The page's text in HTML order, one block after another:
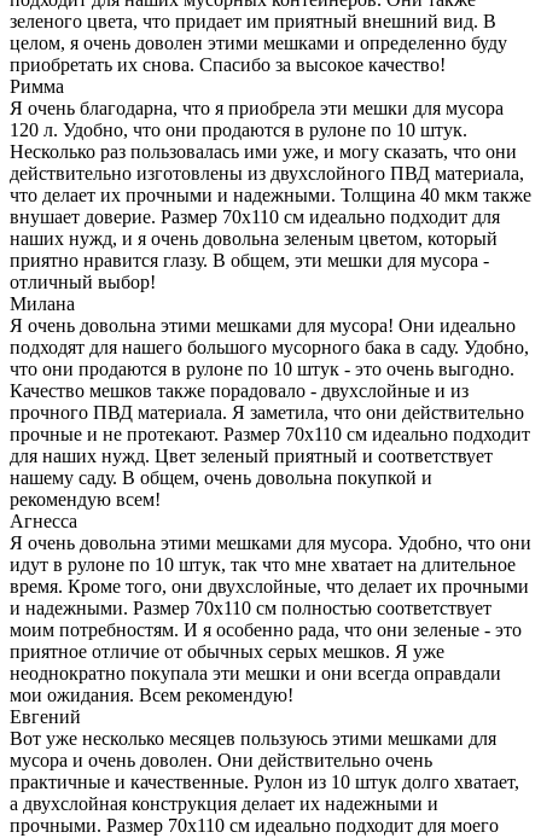
зеленого цвета, что придает им приятный внешний вид. В
целом, я очень доволен этими мешками и определенно буду
приобретать их снова. Спасибо за высокое качество!
Римма
Я очень благодарна, что я приобрела эти мешки для мусора
120 л. Удобно, что они продаются в рулоне по 10 штук.
Несколько раз пользовалась ими уже, и могу сказать, что они
действительно изготовлены из двухслойного ПВД материала,
что делает их прочными и надежными. Толщина 40 мкм также
внушает доверие. Размер 70х110 см идеально подходит для
наших нужд, и я очень довольна зеленым цветом, который
приятно нравится глазу. В общем, эти мешки для мусора -
отличный выбор!
Милана
Я очень довольна этими мешками для мусора! Они идеально
подходят для нашего большого мусорного бака в саду. Удобно,
что они продаются в рулоне по 10 штук - это очень выгодно.
Качество мешков также порадовало - двухслойные и из
прочного ПВД материала. Я заметила, что они действительно
прочные и не протекают. Размер 70х110 см идеально подходит
для наших нужд. Цвет зеленый приятный и соответствует
нашему саду. В общем, очень довольна покупкой и
рекомендую всем!
Агнесса
Я очень довольна этими мешками для мусора. Удобно, что они
идут в рулоне по 10 штук, так что мне хватает на длительное
время. Кроме того, они двухслойные, что делает их прочными
и надежными. Размер 70х110 см полностью соответствует
моим потребностям. И я особенно рада, что они зеленые - это
приятное отличие от обычных серых мешков. Я уже
неоднократно покупала эти мешки и они всегда оправдали
мои ожидания. Всем рекомендую!
Евгений
Вот уже несколько месяцев пользуюсь этими мешками для
мусора и очень доволен. Они действительно очень
практичные и качественные. Рулон из 10 штук долго хватает,
а двухслойная конструкция делает их надежными и
прочными. Размер 70х110 см идеально подходит для моего